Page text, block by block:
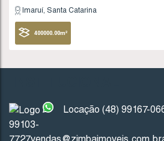
1160 (SI0012)
Valor de Venda
Imaruí
Locação (48) 99167-
99103-
7727vendas@zimbaimoveis.com.br